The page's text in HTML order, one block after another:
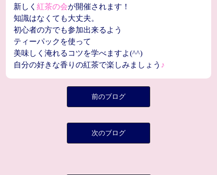
新しく 紅茶の会が開催されます！
知識はなくても大丈夫。
初心者の方でも参加出来るよう
ティーパックを使って
美味しく淹れるコツを学べますよ(^^)
自分の好きな香りの紅茶で楽しみましょう ♪
前のブログ
次のブログ